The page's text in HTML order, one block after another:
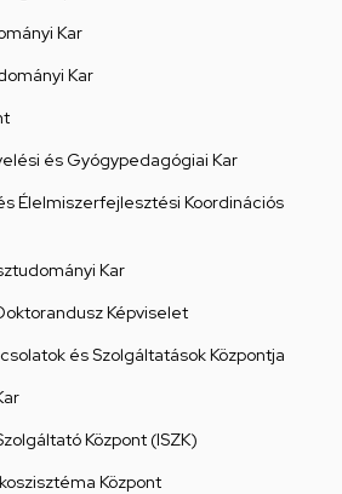
Kar
Kar
és Gyógypedagógiai Kar
Élelmiszerfejlesztési Koordinációs
Kar
Képviselet
és Szolgáltatások Központja
Központ (ISZK)
Központ